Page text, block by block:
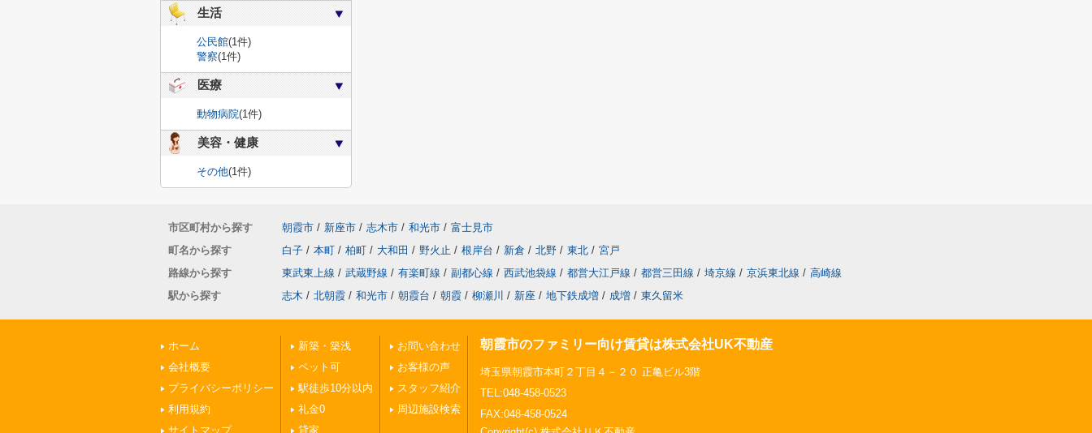
生活
公民館(1件)
警察(1件)
医療
動物病院(1件)
美容・健康
その他(1件)
市区町村から探す 朝霞市 / 新座市 / 志木市 / 和光市 / 富士見市
町名から探す
白子 / 本町 / 柏町 / 大和田 / 野火止 / 根岸台 / 新倉 / 北野 / 東北 / 宮戸
路線から探す
東武東上線 / 武蔵野線 / 有楽町線 / 副都心線 / 西武池袋線 / 都営大江戸線 / 都営三田線 / 埼京線 / 京浜東北線 / 高崎線
駅から探す
志木 / 北朝霞 / 和光市 / 朝霞台 / 朝霞 / 柳瀬川 / 新座 / 地下鉄成増 / 成増 / 東久留米
ホーム
会社概要
プライバシーポリシー
利用規約
サイトマップ
新築・築浅
ペット可
駅徒歩10分以内
礼金0
貸家
お問い合わせ
お客様の声
スタッフ紹介
周辺施設検索
朝霞市のファミリー向け賃貸は株式会社UK不動産
埼玉県朝霞市本町２丁目４－２０ 正亀ビル3階
TEL:048-458-0523
FAX:048-458-0524